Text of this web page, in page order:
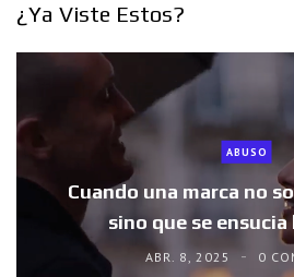
¿Ya Viste Estos?
ABUSO
Cuando una marca no
sino que se ensucia
ABR. 8, 2025 0